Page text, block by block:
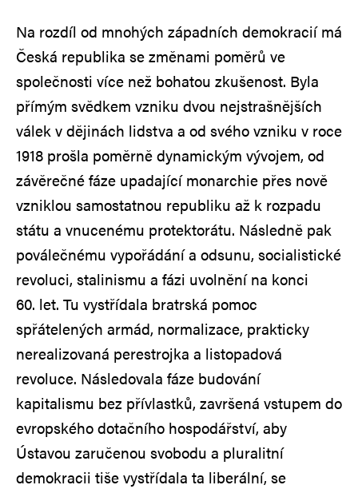
Na rozdíl od mnohých západních demokracií má
Česká republika se změnami poměrů ve
společnosti více než bohatou zkušenost. Byla
přímým svědkem vzniku dvou nejstrašnějších
válek v dějinách lidstva a od svého vzniku v roce
1918 prošla poměrně dynamickým vývojem, od
závěrečné fáze upadající monarchie přes nově
vzniklou samostatnou republiku až k rozpadu
státu a vnucenému protektorátu. Následně pak
poválečnému vypořádání a odsunu, socialistické
revoluci, stalinismu a fázi uvolnění na konci
60. let. Tu vystřídala bratrská pomoc
spřátelených armád, normalizace, prakticky
nerealizovaná perestrojka a listopadová
revoluce. Následovala fáze budování
kapitalismu bez přívlastků, završená vstupem do
evropského dotačního hospodářství, aby
Ústavou zaručenou svobodu a pluralitní
demokracii tiše vystřídala ta liberální, se